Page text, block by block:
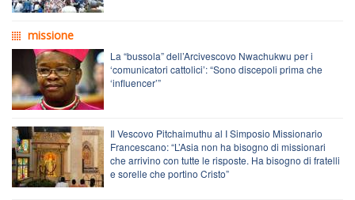
missione
La “bussola” dell’Arcivescovo Nwachukwu per i
‘comunicatori cattolici’: “Sono discepoli prima che
‘influencer’”
Il Vescovo Pitchaimuthu al I Simposio Missionario
Francescano: “L’Asia non ha bisogno di missionari
che arrivino con tutte le risposte. Ha bisogno di fratelli
e sorelle che portino Cristo”